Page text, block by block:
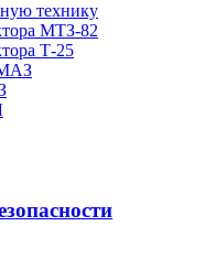
технику
МТЗ-82
Т-25